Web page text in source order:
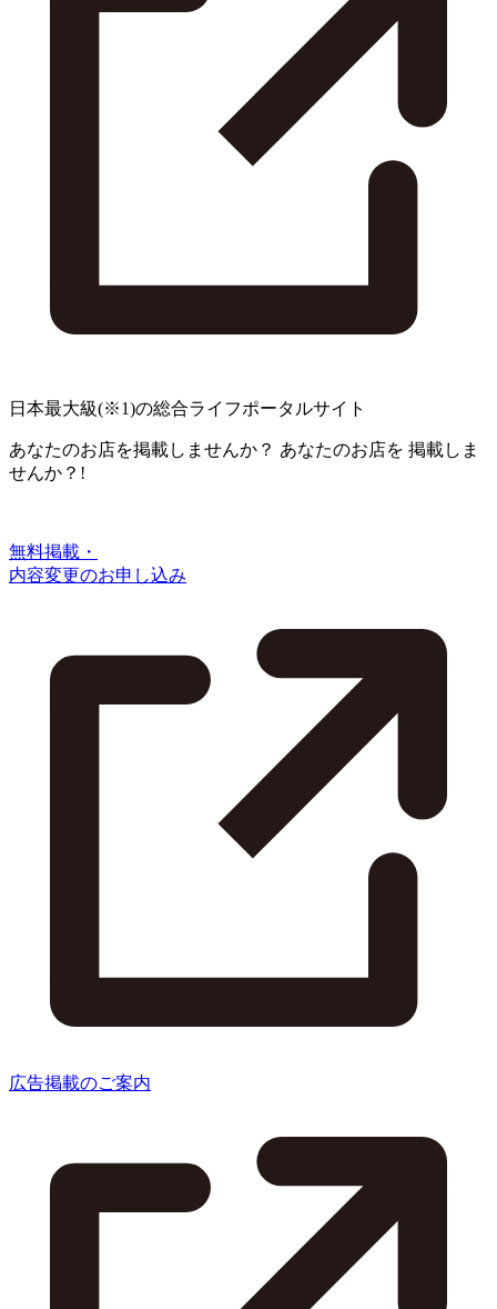
日本最大級(※1)の総合ライフポータルサイト
あなたのお店を掲載しませんか？ あなたのお店を 掲載しま
せんか？!
無料掲載・
内容変更のお申し込み
広告掲載のご案内